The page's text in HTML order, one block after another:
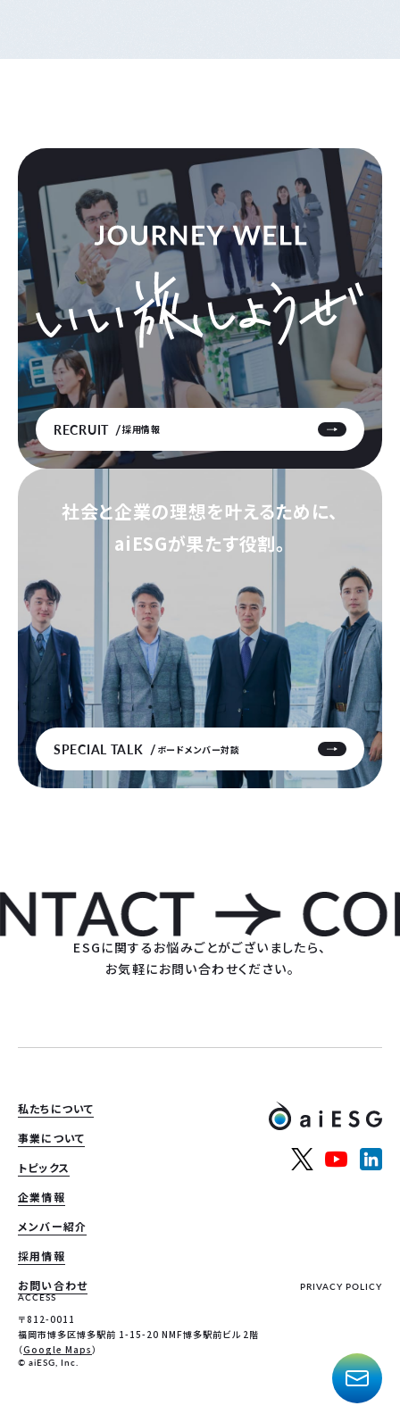
RECRUIT 採用情報
社会と企業の理想を叶えるために、
aiESGが果たす役割。
SPECIAL TALK ボードメンバー対談
ESGに関するお悩みごとがございましたら、
お気軽にお問い合わせください。
私たちについて
事業について
トピックス
企業情報
メンバー紹介
採用情報
お問い合わせ
PRIVACY POLICY
ACCESS
〒812-0011
福岡市博多区博多駅前 1-15-20 NMF博多駅前ビル 2階
（Google Maps）
© aiESG, Inc.